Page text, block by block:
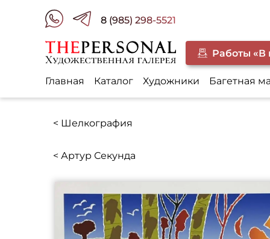
8 (985) 298-5521
Работы «В
Главная Каталог Художники Багетная
< Шелкография
< Артур Секунда